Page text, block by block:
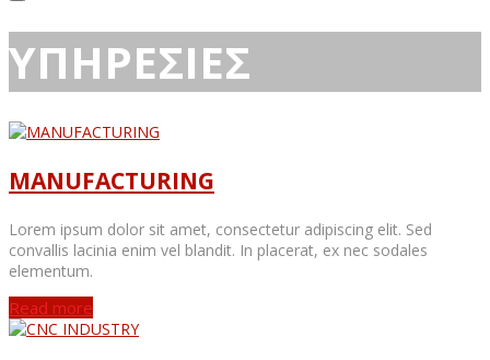
ΥΠΗΡΕΣΙΕΣ
MANUFACTURING
Lorem ipsum dolor sit amet, consectetur adipiscing elit. Sed
convallis lacinia enim vel blandit. In placerat, ex nec sodales
elementum.
Read more